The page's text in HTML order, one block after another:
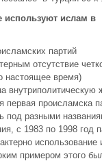
используют ислам в
партий
отсутствие
настоящее время)
внутриполитическую
первая происламска
под разными
с 1983 по 1998 год
использование
примером этого